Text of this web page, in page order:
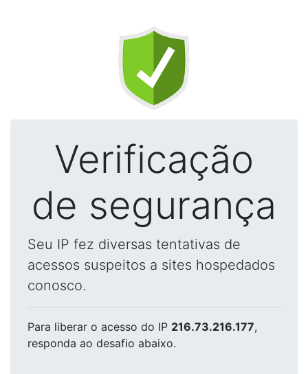
Verificação
de segurança
Seu IP fez diversas tentativas de
acessos suspeitos a sites hospedados
conosco.
Para liberar o acesso do IP 216.73.216.177,
responda ao desafio abaixo.